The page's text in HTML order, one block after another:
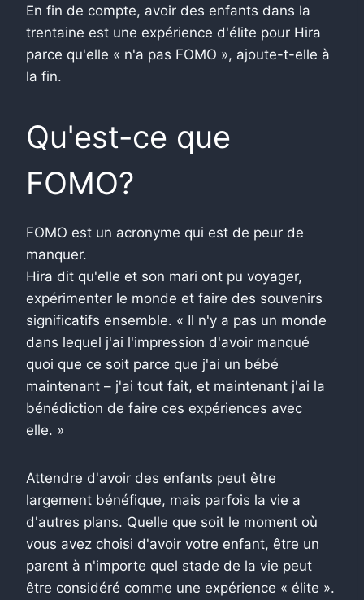
En fin de compte, avoir des enfants dans la
trentaine est une expérience d'élite pour Hira
parce qu'elle « n'a pas FOMO », ajoute-t-elle à
la fin.
Qu'est-ce que
FOMO?
FOMO est un acronyme qui est de peur de
manquer.
Hira dit qu'elle et son mari ont pu voyager,
expérimenter le monde et faire des souvenirs
significatifs ensemble. « Il n'y a pas un monde
dans lequel j'ai l'impression d'avoir manqué
quoi que ce soit parce que j'ai un bébé
maintenant – j'ai tout fait, et maintenant j'ai la
bénédiction de faire ces expériences avec
elle. »
Attendre d'avoir des enfants peut être
largement bénéfique, mais parfois la vie a
d'autres plans. Quelle que soit le moment où
vous avez choisi d'avoir votre enfant, être un
parent à n'importe quel stade de la vie peut
être considéré comme une expérience « élite ».